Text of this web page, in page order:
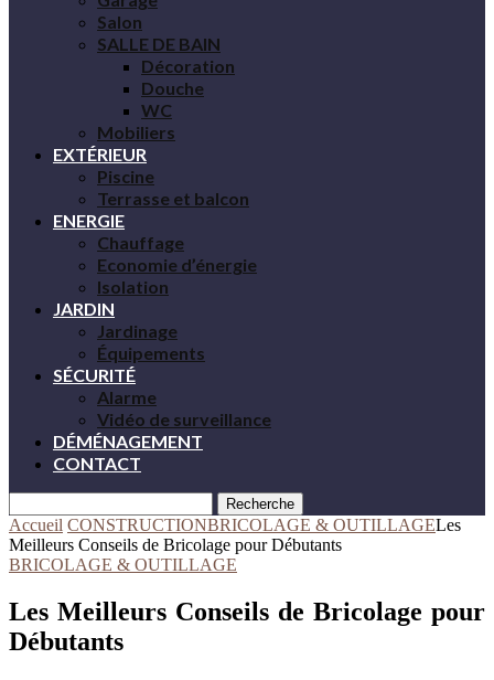
Salon
SALLE DE BAIN
Décoration
Douche
WC
Mobiliers
EXTÉRIEUR
Piscine
Terrasse et balcon
ENERGIE
Chauffage
Economie d’énergie
Isolation
JARDIN
Jardinage
Équipements
SÉCURITÉ
Alarme
Vidéo de surveillance
DÉMÉNAGEMENT
CONTACT
Recherche
Accueil CONSTRUCTIONBRICOLAGE & OUTILLAGELes
Meilleurs Conseils de Bricolage pour Débutants
BRICOLAGE & OUTILLAGE
Les Meilleurs Conseils de Bricolage pour
Débutants